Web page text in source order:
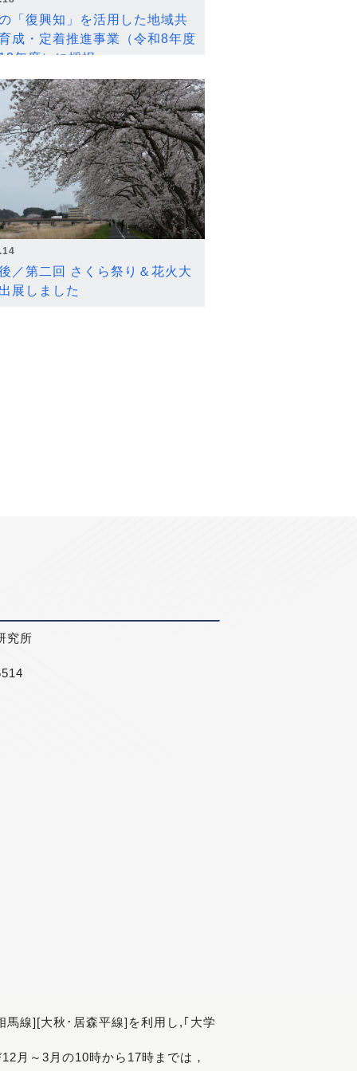
「復興知」を活用した地域共
成・定着推進事業（令和8年度
年度）に採択
／第二回 さくら祭り＆花火大
展しました
究所
線][大秋･居森平線]を利用し,｢大学
月～3月の10時から17時までは，